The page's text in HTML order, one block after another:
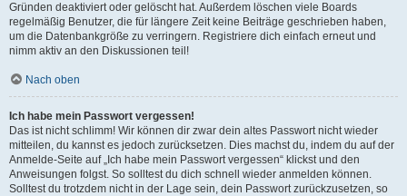
Gründen deaktiviert oder gelöscht hat. Außerdem löschen viele Boards
regelmäßig Benutzer, die für längere Zeit keine Beiträge geschrieben haben,
um die Datenbankgröße zu verringern. Registriere dich einfach erneut und
nimm aktiv an den Diskussionen teil!
Nach oben
Ich habe mein Passwort vergessen!
Das ist nicht schlimm! Wir können dir zwar dein altes Passwort nicht wieder
mitteilen, du kannst es jedoch zurücksetzen. Dies machst du, indem du auf der
Anmelde-Seite auf „Ich habe mein Passwort vergessen“ klickst und den
Anweisungen folgst. So solltest du dich schnell wieder anmelden können.
Solltest du trotzdem nicht in der Lage sein, dein Passwort zurückzusetzen, so